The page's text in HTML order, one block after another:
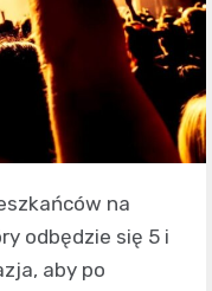
na
odbędzie się 5 i
aby po